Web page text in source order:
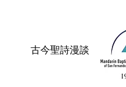
古今聖詩漫談